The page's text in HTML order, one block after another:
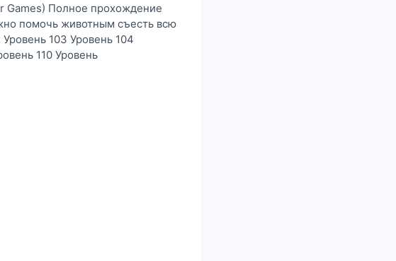
Games) Полное прохождение
помочь животным съесть всю
103 Уровень 104
110 Уровень